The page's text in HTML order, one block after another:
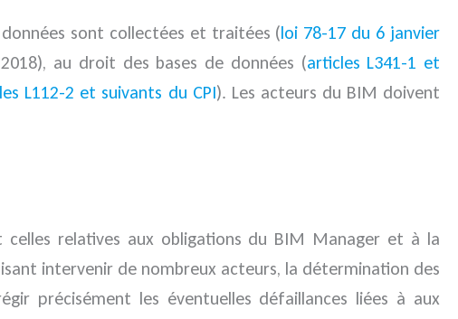
sont collectées et traitées (loi 78-17 du 6 janvier
au droit des bases de données (articles L341-1 et
L112-2 et suivants du CPI). Les acteurs du BIM doivent
relatives aux obligations du BIM Manager et à la
intervenir de nombreux acteurs, la détermination des
précisément les éventuelles défaillances liées à aux